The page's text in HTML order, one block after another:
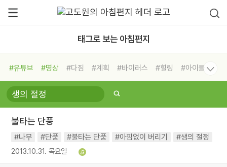
태그로 보는 아침편지
#유튜브 #명상 #다짐 #계획 #바이러스 #힐링
#아이들
#비전캠프
#독서캠프 #삶
#희망
#나눔 #친구 #링컨학교
#독서
#건강
불타는 단풍
#나무 #단풍 #불타는 단풍 #아낌없이 버리기 #생의 절정
2013.10.31. 목요일